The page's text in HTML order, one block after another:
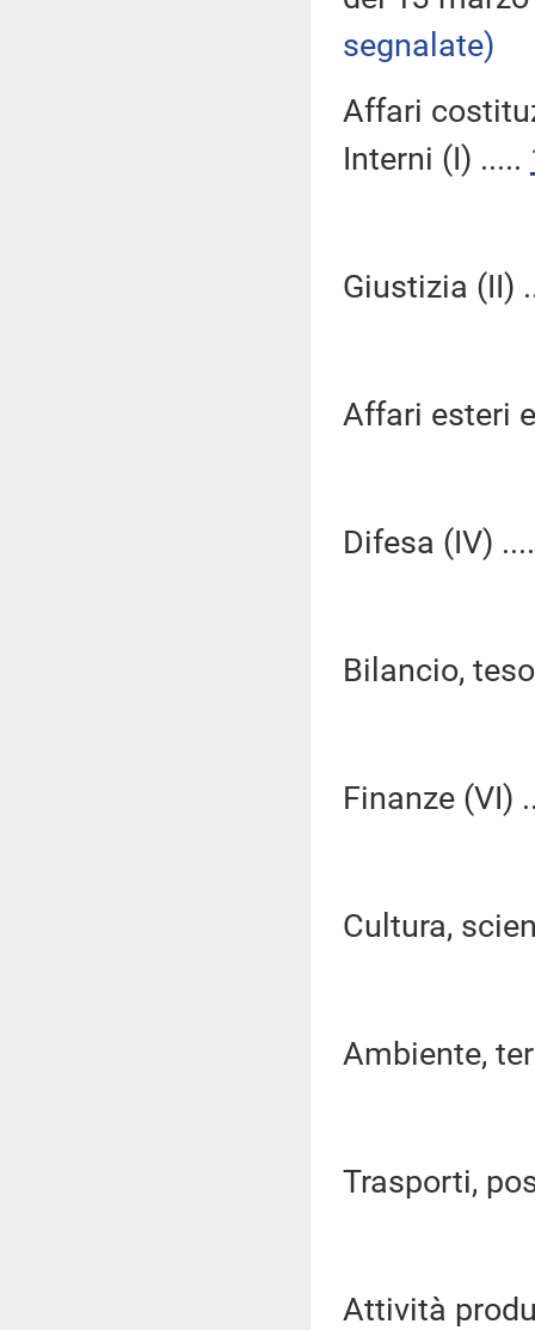
segnalate)
Affari
Interni (I) .....
Giustizia (II)
Affari esteri
Difesa (IV)
Bilancio,
Finanze (VI)
Cultura,
Ambiente,
Trasporti,
Attività